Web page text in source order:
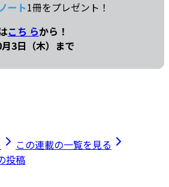
ート1冊をプレゼント！
こち らから！
3日（木）まで
この連載の一覧を見る
投稿